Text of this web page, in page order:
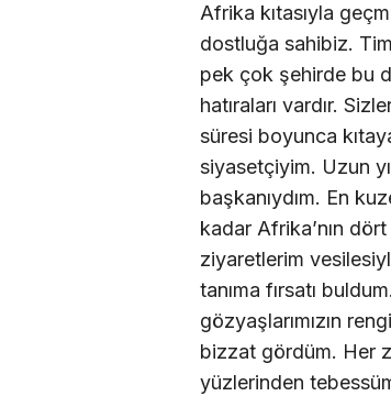
Afrika kıtasıyla
dostluğa sahibiz.
pek çok şehirde bu
hatıraları vardır.
süresi boyunca
siyasetçiyim. Uzun
başkanıydım. En
kadar Afrika’nın
ziyaretlerim
tanıma fırsatı
gözyaşlarımızın
bizzat gördüm. Her
yüzlerinden